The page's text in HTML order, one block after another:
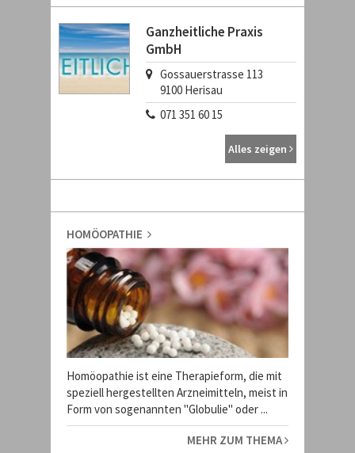
Ganzheitliche Praxis
GmbH
Gossauerstrasse 113
9100 Herisau
071 351 60 15
Alles zeigen
HOMÖOPATHIE
Homöopathie ist eine Therapieform, die mit
speziell hergestellten Arzneimitteln, meist in
Form von sogenannten "Globulie" oder ...
MEHR ZUM THEMA